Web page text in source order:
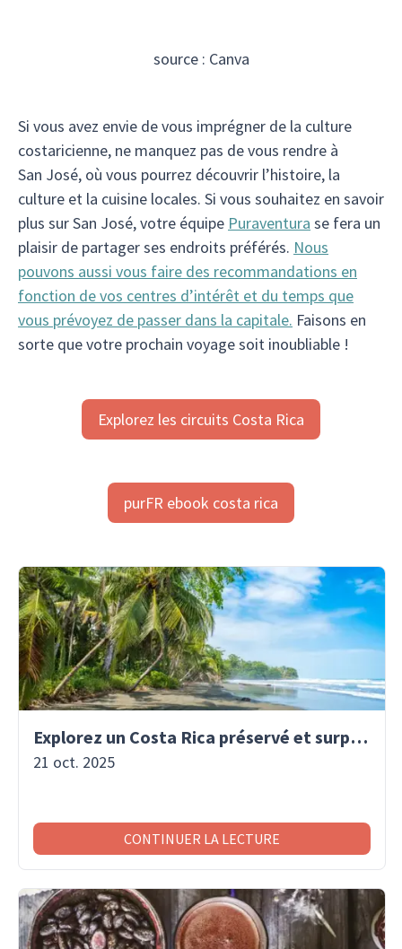
source : Canva
Si vous avez envie de vous imprégner de la culture
costaricienne, ne manquez pas de vous rendre à
San José, où vous pourrez découvrir l’histoire, la
culture et la cuisine locales. Si vous souhaitez en savoir
plus sur San José, votre équipe Puraventura se fera un
plaisir de partager ses endroits préférés. Nous
pouvons aussi vous faire des recommandations en
fonction de vos centres d’intérêt et du temps que
vous prévoyez de passer dans la capitale. Faisons en
sorte que votre prochain voyage soit inoubliable !
Explorez les circuits Costa Rica
purFR ebook costa rica
Explorez un Costa Rica préservé et surprenant
21 oct. 2025
CONTINUER LA LECTURE